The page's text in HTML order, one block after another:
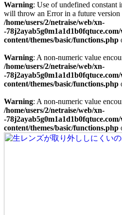
Warning: Use of undefined constant
will throw an Error in a future
/home/users/2/netraise/web/xn-
-
content/themes/basic/functions.php
Warning: A non-numeric value
/home/users/2/netraise/web/xn-
-
content/themes/basic/functions.php
Warning: A non-numeric value
/home/users/2/netraise/web/xn-
-
content/themes/basic/functions.php